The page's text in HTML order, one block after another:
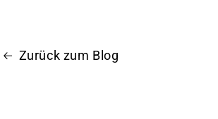
Zurück zum Blog